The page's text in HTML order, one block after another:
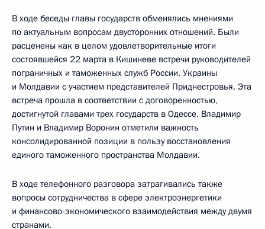
В ходе беседы главы государств обменялись мнениями
по актуальным вопросам двусторонних отношений. Были
расценены как в целом удовлетворительные итоги
состоявшейся 22 марта в Кишиневе встречи руководителей
пограничных и таможенных служб России, Украины
и Молдавии с участием представителей Приднестровья. Эта
встреча прошла в соответствии с договоренностью,
достигнутой главами трех государств в Одессе. Владимир
Путин и Владимир Воронин отметили важность
консолидированной позиции в пользу восстановления
единого таможенного пространства Молдавии.
В ходе телефонного разговора затрагивались также
вопросы сотрудничества в сфере электроэнергетики
и финансово-экономического взаимодействия между двумя
странами.